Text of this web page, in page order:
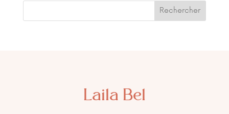
Laila Bel